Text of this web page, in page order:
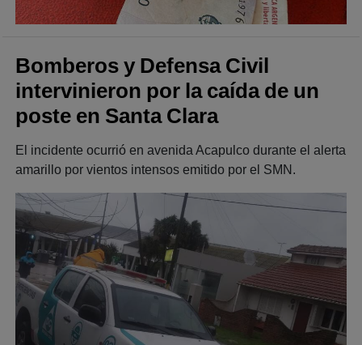
Bomberos y Defensa Civil
intervinieron por la caída de un
poste en Santa Clara
El incidente ocurrió en avenida Acapulco durante el alerta
amarillo por vientos intensos emitido por el SMN.